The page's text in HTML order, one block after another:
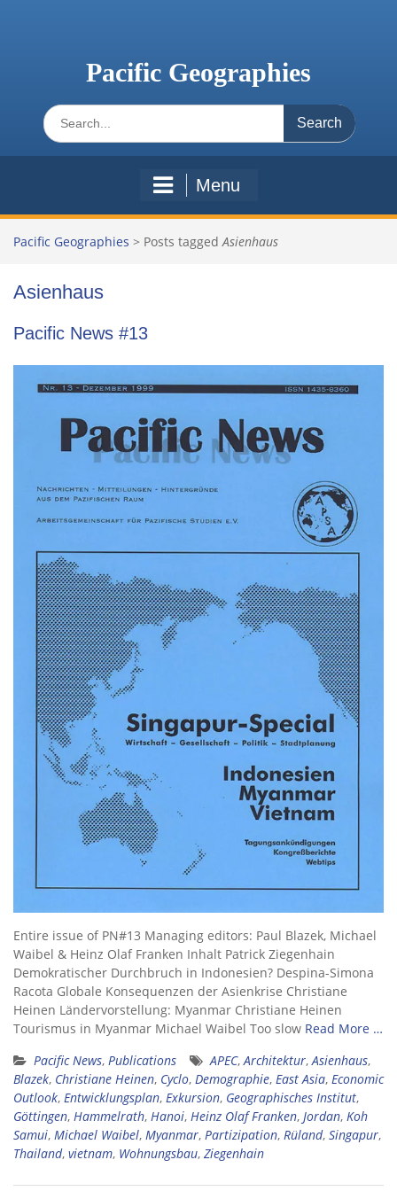
Pacific Geographies
Search
for:
Menu
Pacific Geographies > Posts taggedAsienhaus
Asienhaus
Pacific News #13
Entire issue of PN#13 Managing editors: Paul Blazek, Michael
Waibel & Heinz Olaf Franken Inhalt Patrick Ziegenhain
Demokratischer Durchbruch in Indonesien? Despina-Simona
Racota Globale Konsequenzen der Asienkrise Christiane
Heinen Ländervorstellung: Myanmar Christiane Heinen
Tourismus in Myanmar Michael Waibel Too slow Read More …
Pacific News, Publications APEC, Architektur, Asienhaus,
Blazek, Christiane Heinen, Cyclo, Demographie, East Asia, Economic
Outlook, Entwicklungsplan, Exkursion, Geographisches Institut,
Göttingen, Hammelrath, Hanoi, Heinz Olaf Franken, Jordan, Koh
Samui, Michael Waibel, Myanmar, Partizipation, Rüland, Singapur,
Thailand, vietnam, Wohnungsbau, Ziegenhain